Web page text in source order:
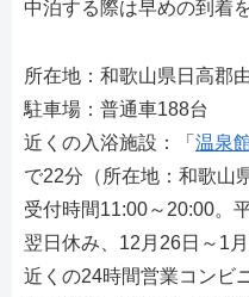
中泊する際は早めの到着
所在地：和歌山県日高郡
駐車場：普通車188台
近くの入浴施設：「 温泉
で22分（所在地：和歌山
受付時間11:00～20:00。
翌日休み、12月26日～1月
近くの24時間営業コンビ